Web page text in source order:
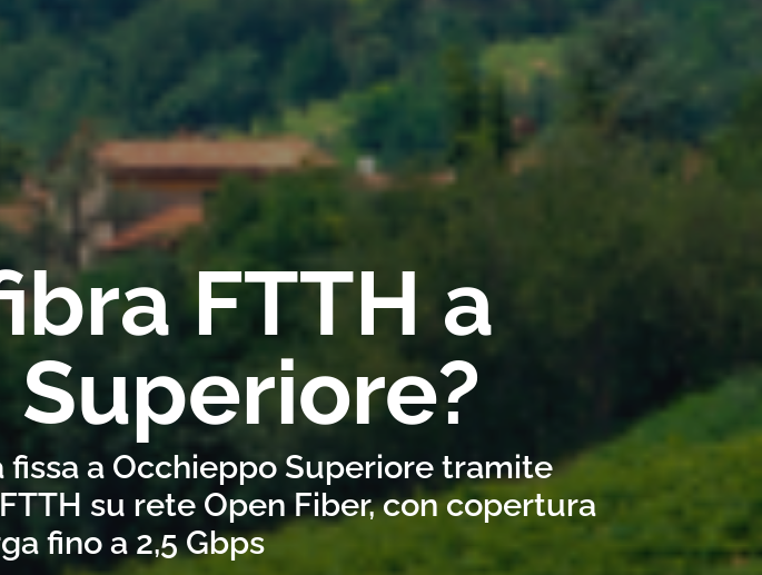
FTTH a
a Occhieppo Superiore tramite
su rete Open Fiber, con copertura
fino a 2,5 Gbps